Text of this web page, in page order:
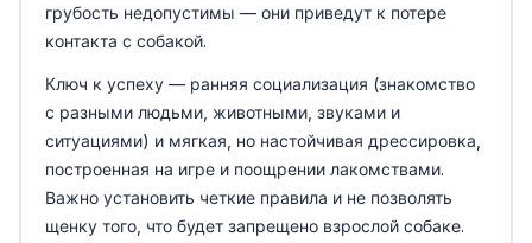
грубость недопустимы — они приведут к потере
контакта с собакой.
Ключ к успеху — ранняя социализация (знакомство
с разными людьми, животными, звуками и
ситуациями) и мягкая, но настойчивая дрессировка,
построенная на игре и поощрении лакомствами.
Важно установить четкие правила и не позволять
щенку того, что будет запрещено взрослой собаке.